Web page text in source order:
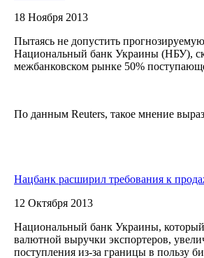
18 Ноября 2013
Пытаясь не допустить
Национальный банк Украины (НБУ),
межбанковском рынке 50%
По данным Reuters, такое мнение
Нацбанк расширил требования к
12 Октября 2013
Национальный банк Украины, который
валютной выручки экспортеров,
поступления из-за границы в пользу